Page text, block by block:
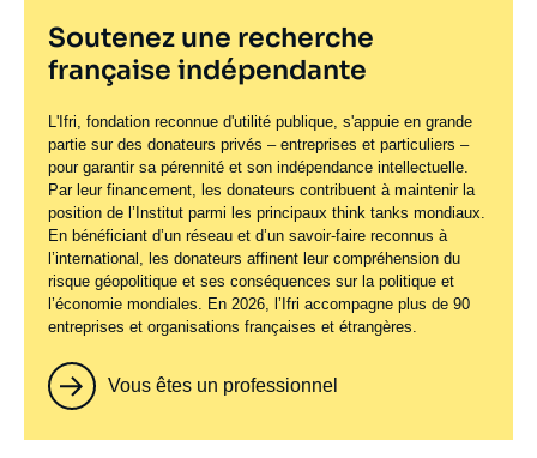
Soutenez une recherche
française indépendante
L'Ifri, fondation reconnue d'utilité publique, s'appuie en grande
partie sur des donateurs privés – entreprises et particuliers –
pour garantir sa pérennité et son indépendance intellectuelle.
Par leur financement, les donateurs contribuent à maintenir la
position de l’Institut parmi les principaux think tanks mondiaux.
En bénéficiant d’un réseau et d’un savoir-faire reconnus à
l’international, les donateurs affinent leur compréhension du
risque géopolitique et ses conséquences sur la politique et
l’économie mondiales. En 2026, l’Ifri accompagne plus de 90
entreprises et organisations françaises et étrangères.
Vous êtes un professionnel